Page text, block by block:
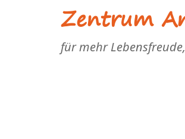
Zentrum
für mehr